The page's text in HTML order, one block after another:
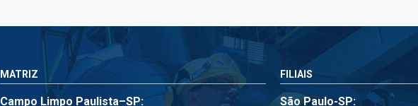
MATRIZ
Campo Limpo Paulista–SP:
FILIAIS
São Paulo-SP: